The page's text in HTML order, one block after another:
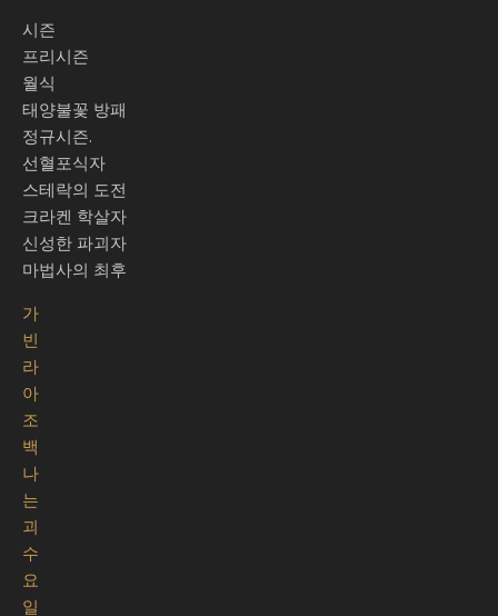
시즌
프리시즌
월식
태양불꽃 방패
정규시즌.
선혈포식자
스테락의 도전
크라켄 학살자
신성한 파괴자
마법사의 최후
가
빈
라
아
조
백
나
는
괴
수
요
일